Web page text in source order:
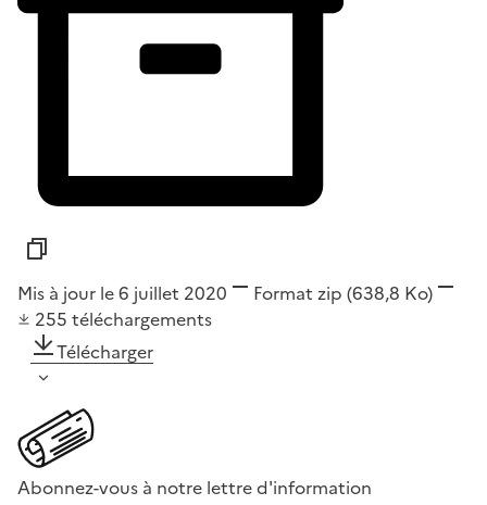
Mis à jour le 6 juillet 2020 Format zip (638,8 Ko)
255 téléchargements
Télécharger
Abonnez-vous à notre lettre d'information